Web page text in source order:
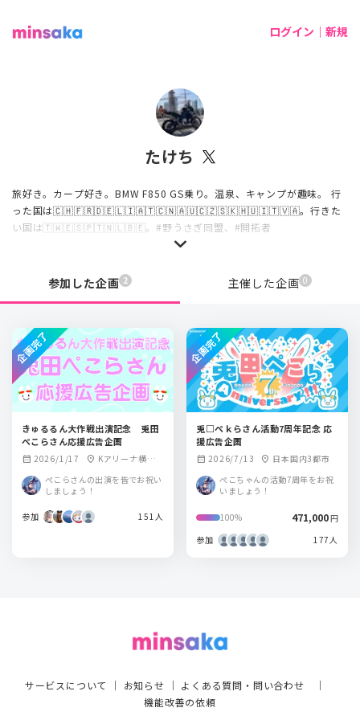
ログイン｜新規
たけち
旅好き。カープ好き。BMW F850 GS乗り。温泉、キャンプが趣味。 行
った国は🇨🇭🇫🇷🇩🇪🇱🇮🇦🇹🇨🇳🇦🇺🇨🇿🇸🇰🇭🇺🇮🇹🇻🇦。行きた
い国は🇹🇼🇪🇸🇵🇹🇳🇱🇧🇪。#野うさぎ同盟、#開拓者
参加した企画 2 主催した企画 0
きゅるるん大作戦出演記念 兎田
ぺこらさん応援広告企画
calendar_month 2026/1/17 location_on Kアリーナ横浜
近隣駅
ぺこらさんの出演を皆でお祝い
しましょう！
参加 151人
企画完了
兎□ぺｋらさん活動7周年記念 応
援広告企画
calendar_month 2026/7/13 location_on 日本国内3都市
ぺこちゃんの活動7周年をお祝
いましょう！
100% 471,000円
参加
177人
企画完了
サービスについて ｜ お知らせ ｜ よくある質問・問い合わせ ｜
機能改善の依頼